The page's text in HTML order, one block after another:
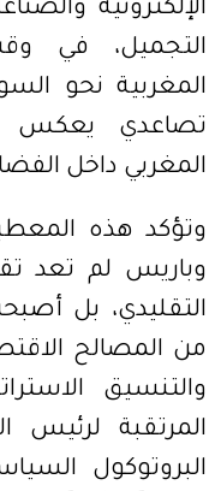
الإلكترونية
التجميل، في
المغربية نحو
تصاعدي يعكس
المغربي داخل
وتؤكد هذه
وباريس لم تعد
التقليدي، بل
من المصالح
والتنسيق
المرتقبة لرئيس
البروتوكول